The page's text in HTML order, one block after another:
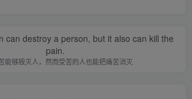
can destroy a person, but it also can kill the
pain.
能够毁灭人，然而受苦的人也能把痛苦消灭